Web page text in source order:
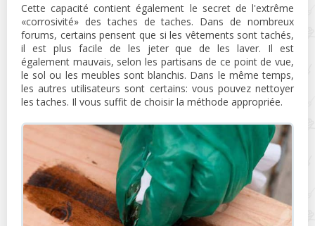
Cette capacité contient également le secret de l'extrême
«corrosivité» des taches de taches. Dans de nombreux
forums, certains pensent que si les vêtements sont tachés,
il est plus facile de les jeter que de les laver. Il est
également mauvais, selon les partisans de ce point de vue,
le sol ou les meubles sont blanchis. Dans le même temps,
les autres utilisateurs sont certains: vous pouvez nettoyer
les taches. Il vous suffit de choisir la méthode appropriée.